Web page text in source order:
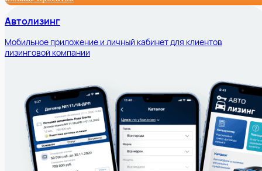
Автолизинг
Мобильное приложение и личный кабинет для клиентов
лизинговой компании